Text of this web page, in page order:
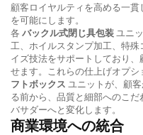
顧客ロイヤルティを高める一
を可能にします。
各 バックル式閉じ具包装 ユニ
工、ホイルスタンプ加工、特
イズ技法をサポートしており
せます。これらの仕上げオプシ
フトボックス ユニットが、顧
る前から、品質と細部へのこ
バサダーへと変化します。
商業環境への統合